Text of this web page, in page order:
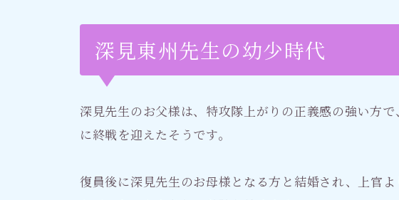
深見東州先生の幼少時代
深見先生のお父様は、特攻隊上がりの正義感の強い方
に終戦を迎えたそうです。
復員後に深見先生のお母様となる方と結婚され、上官